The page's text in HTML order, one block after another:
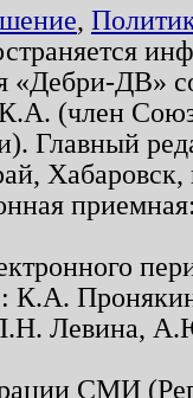
,
«Дебри-ДВ»
(член
Главный
К.А.
Левина,
СМИ